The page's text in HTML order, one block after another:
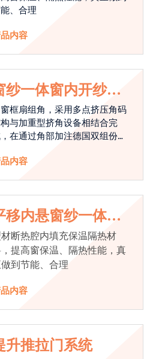
、合理
内容
纱一体窗内开纱外
系统
框扇组角，采用多点挤压角码
与加重型挤角设备相结合完
在通过角部加注德国双组份胶
，促使窗使用寿命提升5-10
内容
移内悬窗纱一体系
断热腔内填充保温隔热材
提高窗保温、隔热性能，真
到节能、合理
内容
升推拉门系统